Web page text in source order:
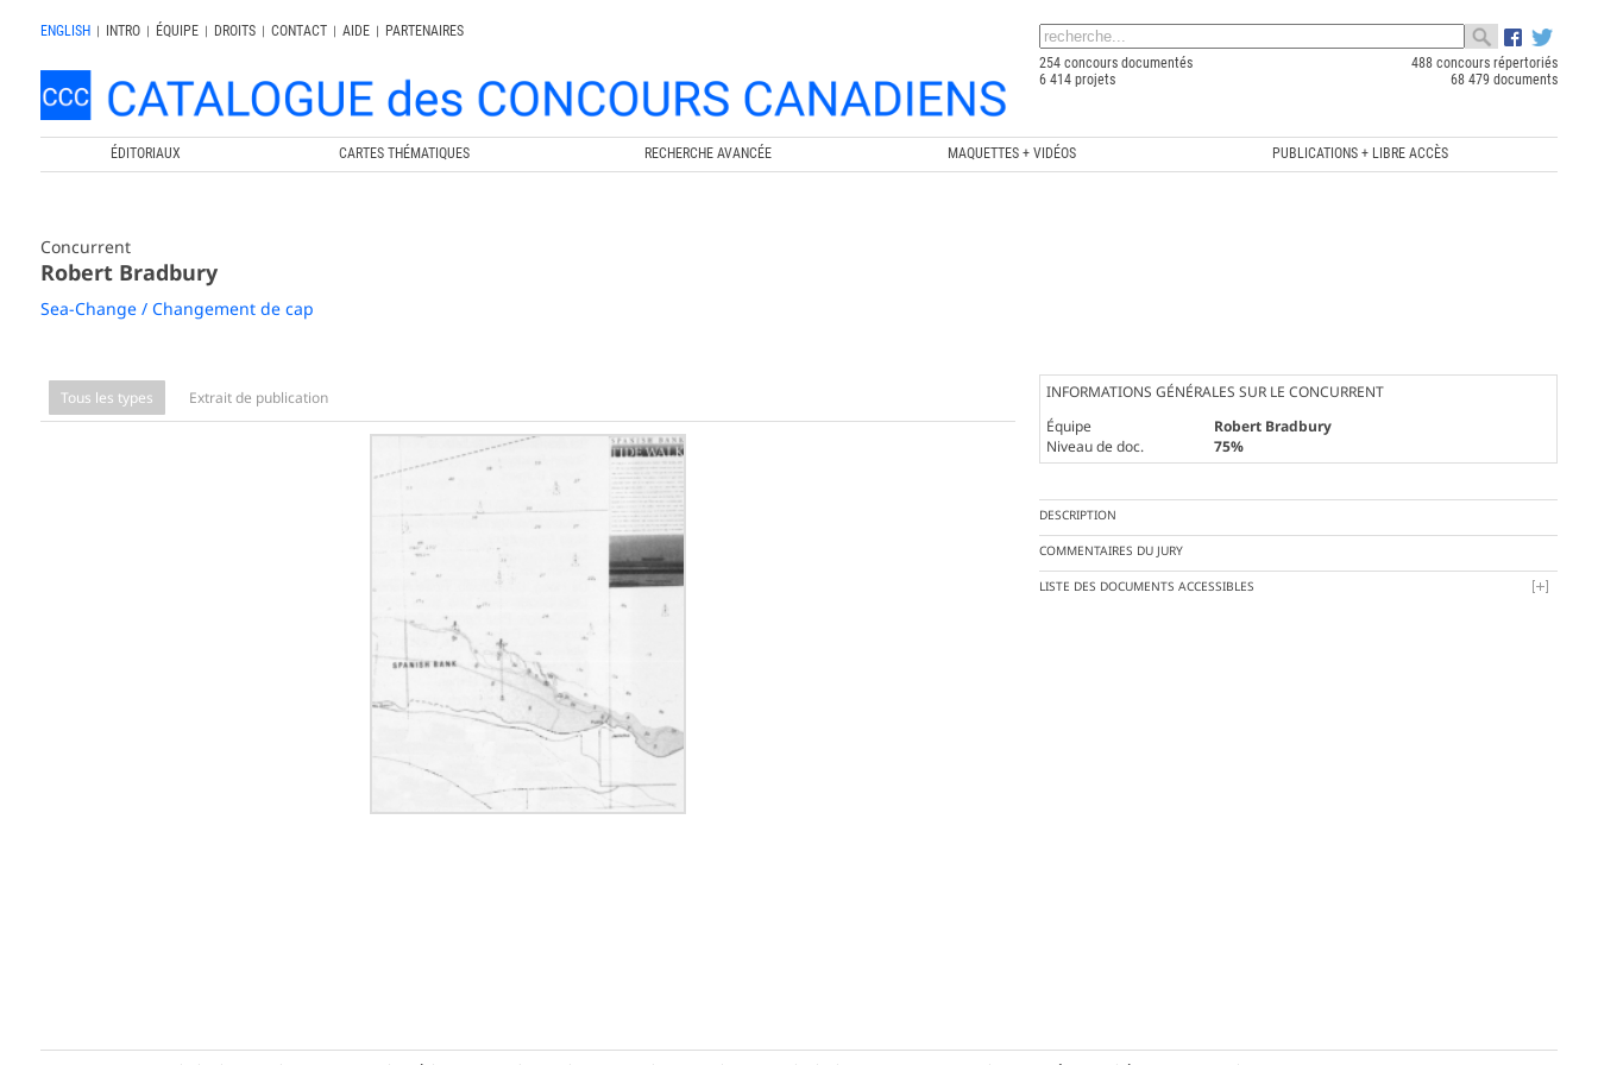
ENGLISH | INTRO | ÉQUIPE | DROITS | CONTACT | AIDE |
PARTENAIRES
254 concours documentés
488 concours répertoriés
6 414 projets
68 479 documents
ÉDITORIAUX CARTES THÉMATIQUES RECHERCHE AVANCÉE MAQUETTES + VIDÉOS PUBLICATIONS + LIBRE ACCÈS
Concurrent
Robert Bradbury
Sea-Change / Changement de cap
Tous les types Extrait de publication
INFORMATIONS GÉNÉRALES SUR LE CONCURRENT
Équipe
Robert Bradbury
Niveau de doc.
75%
DESCRIPTION
COMMENTAIRES DU JURY
LISTE DES DOCUMENTS ACCESSIBLES